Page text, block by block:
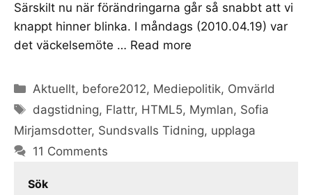
Särskilt nu när förändringarna går så snabbt att vi
knappt hinner blinka. I måndags (2010.04.19) var
det väckelsemöte … Read more
Categories
Aktuellt, before2012, Mediepolitik, Omvärld
Tags
dagstidning, Flattr, HTML5, Mymlan, Sofia
Mirjamsdotter, Sundsvalls Tidning, upplaga
11 Comments
Sök